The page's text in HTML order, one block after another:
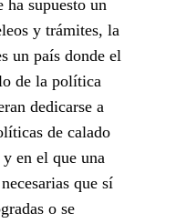
supuesto un
y trámites, la
un país donde el
de la política
dedicarse a
de calado
en el que una
que sí
o se